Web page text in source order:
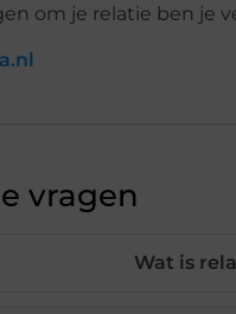
om je relatie ben je
vragen
Wat is